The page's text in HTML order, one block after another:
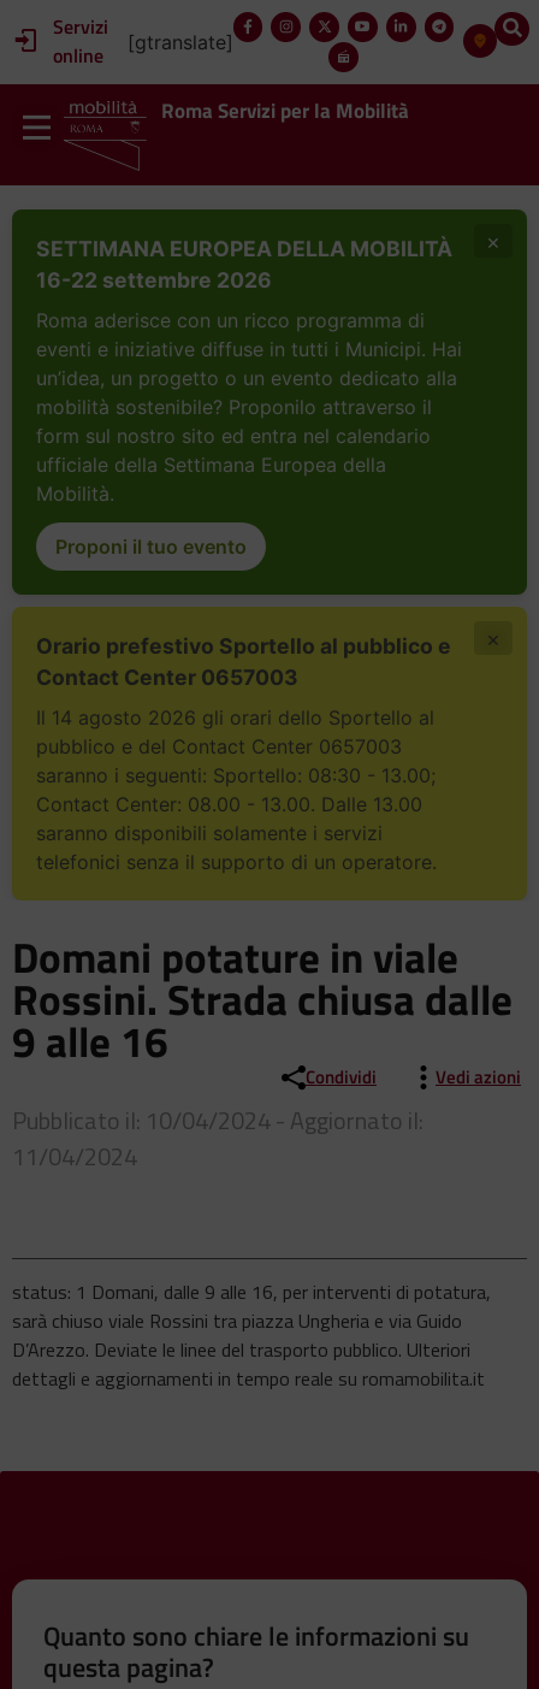
Servizi
online
[gtranslate]
Roma Servizi per la Mobilità
SETTIMANA EUROPEA DELLA MOBILITÀ
16-22 settembre 2026
Roma aderisce con un ricco programma di
eventi e iniziative diffuse in tutti i Municipi. Hai
un’idea, un progetto o un evento dedicato alla
mobilità sostenibile? Proponilo attraverso il
form sul nostro sito ed entra nel calendario
ufficiale della Settimana Europea della
Mobilità.
Proponi il tuo evento
×
Orario prefestivo Sportello al pubblico e
Contact Center 0657003
Il 14 agosto 2026 gli orari dello Sportello al
pubblico e del Contact Center 0657003
saranno i seguenti: Sportello: 08:30 - 13.00;
Contact Center: 08.00 - 13.00. Dalle 13.00
saranno disponibili solamente i servizi
telefonici senza il supporto di un operatore.
×
Domani potature in viale
Rossini. Strada chiusa dalle
9 alle 16
Condividi Vedi azioni
Pubblicato il: 10/04/2024 - Aggiornato il:
11/04/2024
status: 1 Domani, dalle 9 alle 16, per interventi di potatura,
sarà chiuso viale Rossini tra piazza Ungheria e via Guido
D’Arezzo. Deviate le linee del trasporto pubblico. Ulteriori
dettagli e aggiornamenti in tempo reale su romamobilita.it
Quanto sono chiare le informazioni su
questa pagina?